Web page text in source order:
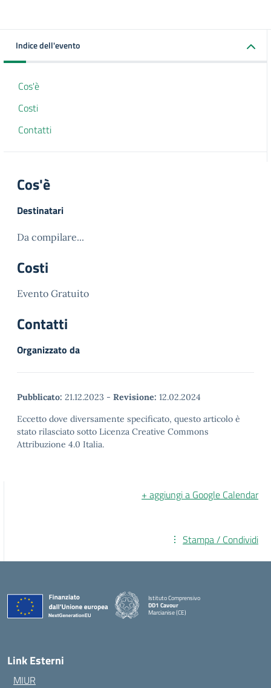
Indice dell'evento
Cos'è
Costi
Contatti
Cos'è
Destinatari
Da compilare...
Costi
Evento Gratuito
Contatti
Organizzato da
Pubblicato: 21.12.2023 - Revisione: 12.02.2024
Eccetto dove diversamente specificato, questo articolo è
stato rilasciato sotto Licenza Creative Commons
Attribuzione 4.0 Italia.
+ aggiungi a Google Calendar
Stampa / Condividi
Istituto Comprensivo
DD1 Cavour
Marcianise (CE)
Link Esterni
MIUR